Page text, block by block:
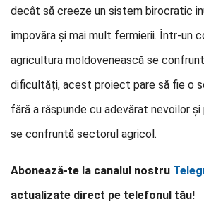
decât să creeze un sistem birocratic
împovăra și mai mult fermierii. Într-un
agricultura moldovenească se
dificultăți, acest proiect pare să fie o
fără a răspunde cu adevărat nevoilor
se confruntă sectorul agricol.
Abonează-te la canalul nostru
actualizate direct pe telefonul tău!